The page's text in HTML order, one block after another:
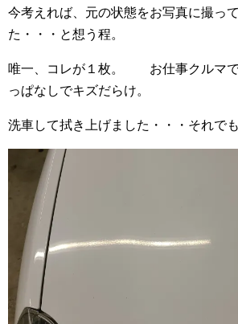
今考えれば、元の状態をお写真に撮っ
た・・・と想う程。
唯一、コレが１枚。 お仕事クルマで
っぱなしでキズだらけ。
洗車して拭き上げました・・・それで